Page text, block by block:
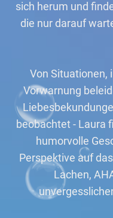
sich herum und
die nur darauf
Von Situationen,
Vorwarnung
beobachtet - Laura
humorvolle
Perspektive auf
Lachen,